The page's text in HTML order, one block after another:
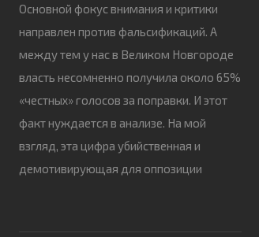
Основной фокус внимания и критики
направлен против фальсификаций. А
между тем у нас в Великом Новгороде
власть несомненно получила около 65%
«честных» голосов за поправки. И этот
факт нуждается в анализе. На мой
взгляд, эта цифра убийственная и
демотивирующая для оппозиции